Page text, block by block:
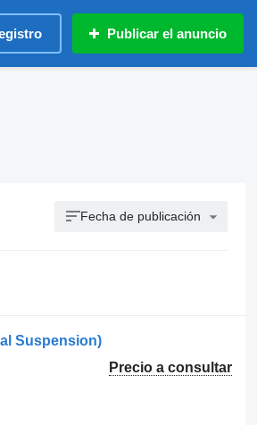
Publicar el anuncio
Fecha de publicación
Suspension)
Precio a consultar